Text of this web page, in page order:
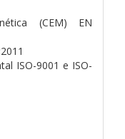
(CEM) EN
ISO-9001 e ISO-